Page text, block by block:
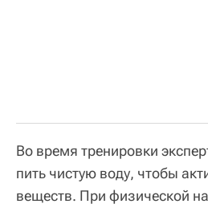
Во время тренировки
пить чистую воду, чтобы
веществ. При физической